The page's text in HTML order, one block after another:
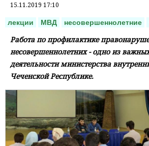
15.11.2019 17:10
лекции МВД несовершеннолетние
Работа по профилактике
несовершеннолетних - одно из
деятельности министерства
Чеченской Республике.